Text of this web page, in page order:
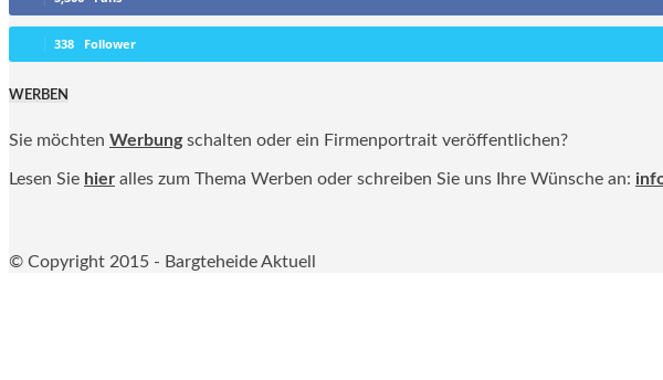
338 Follower
WERBEN
Sie möchten Werbung schalten oder ein Firmenportrait veröffentlichen?
Lesen Sie hier alles zum Thema Werben oder schreiben Sie uns Ihre Wünsche an:
© Copyright 2015 - Bargteheide Aktuell